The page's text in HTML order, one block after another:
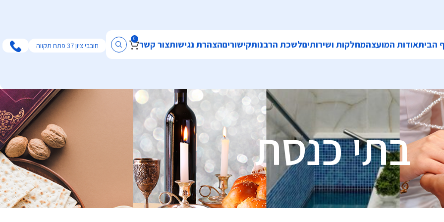
הביתאודות המועצהמחלקות ושירותיםלשכת הרבנותקישוריםהצהרת נגישותצור קשר 0
חובבי ציון 37 פתח תקווה
בתי כנסת